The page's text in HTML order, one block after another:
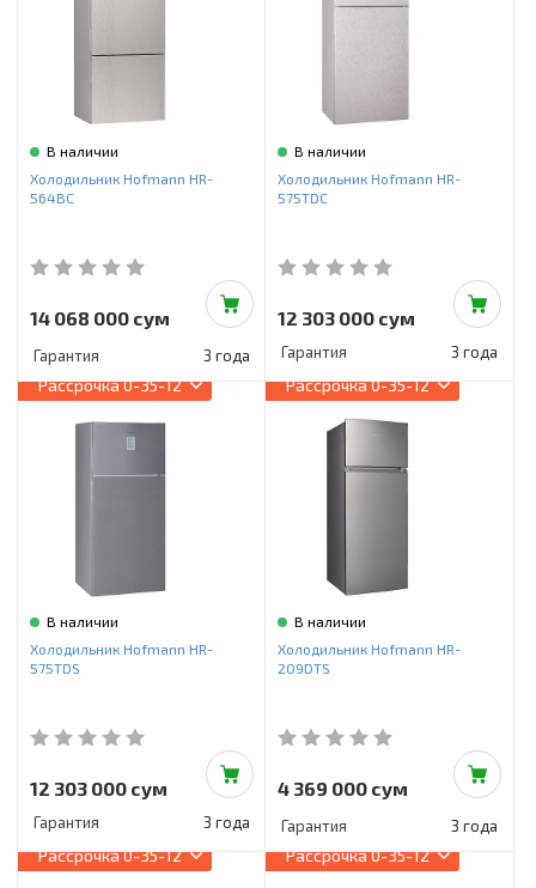
В наличии
Холодильник Hofmann HR-
564BC
14 068 000 сум
Гарантия 3 года
В наличии
Холодильник Hofmann HR-
575TDC
12 303 000 сум
Гарантия 3 года
Рассрочка0-35-12
В наличии
Холодильник Hofmann HR-
575TDS
12 303 000 сум
Гарантия 3 года
Рассрочка0-35-12
В наличии
Холодильник Hofmann HR-
209DTS
4 369 000 сум
Гарантия 3 года
Рассрочка0-35-12 Рассрочка0-35-12